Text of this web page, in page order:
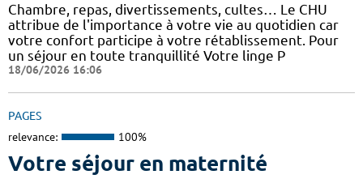
Chambre, repas, divertissements, cultes… Le CHU
attribue de l'importance à votre vie au quotidien car
votre confort participe à votre rétablissement. Pour
un séjour en toute tranquillité Votre linge P
18/06/2026 16:06
PAGES
relevance: 100%
Votre séjour en maternité